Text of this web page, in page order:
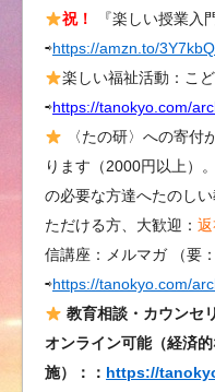
は
祝！
『楽しい授業入
⇨https://amzn.to/
楽しい福祉活動：こ
⇨https://tanokyo.com/
〈たの研〉への寄付
ります（2000円以上）
の必要な方達へたのし
ただける方、大歓迎：
信講座：メルマガ （要
⇨https://tanokyo.com/
教育相談・カウンセ
オンライン可能（経済
施）：： https://